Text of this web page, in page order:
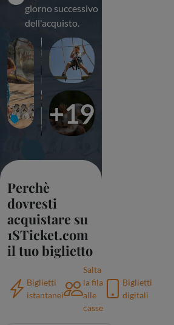
giorno successivo
dell'acquisto.
+19
Perchè
dovresti
acquistare su
1STicket.com
il tuo biglietto
Biglietti
istantanei
Salta
la fila
alle
casse
Biglietti
digitali